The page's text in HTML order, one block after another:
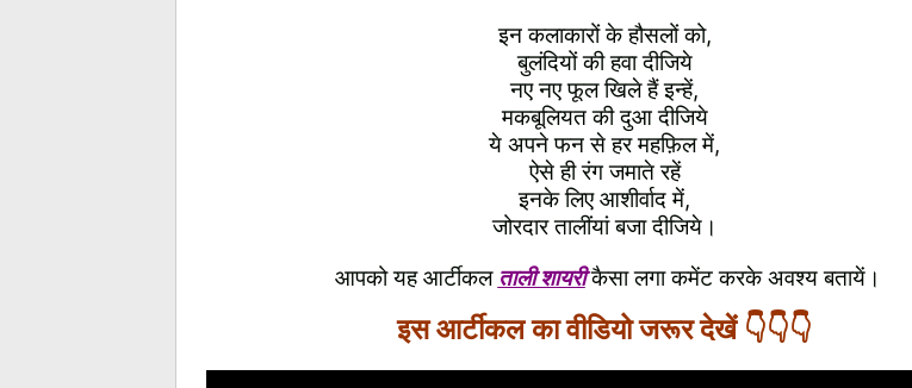
इन कलाकारों के हौसलों को,
बुलंदियों की हवा दीजिये
नए नए फूल खिले हैं इन्हें,
मकबूलियत की दुआ दीजिये
ये अपने फन से हर महफ़िल में,
ऐसे ही रंग जमाते रहें
इनके लिए आशीर्वाद में,
जोरदार तालींयां बजा दीजिये।
आपको यह आर्टीकल ताली शायरीकैसा लगा कमेंट करके अवश्य बतायें।
इस आर्टीकल का वीडियो जरूर देखें 👇👇👇